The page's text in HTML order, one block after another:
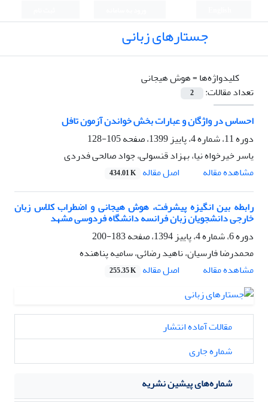
جستارهای زبانی
کلیدواژه‌ها =هوش هیجانی
تعداد مقالات:
2
احساس در واژگان و عبارات بخش خواندن آزمون تافل
دوره 11، شماره 4، پاییز 1399، صفحه
105-128
یاسر خیرخواه نیا، بهزاد قنسولی، جواد صالحی فدردی
مشاهده مقاله
اصل مقاله 434.01 K
رابطه بین انگیزه پیشرفت، هوش هیجانی و اضطراب کلاس زبان
خارجی دانشجویان زبان فرانسه دانشگاه فردوسی مشهد
دوره 6، شماره 4، پاییز 1394، صفحه
183-200
محمدرضا فارسیان، ناهید رضائی، سامیه پناهنده
مشاهده مقاله
اصل مقاله 255.35 K
مقالات آماده انتشار
شماره جاری
شماره‌های پیشین نشریه